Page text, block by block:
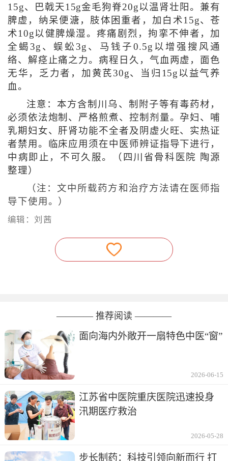
15g、巴戟天15g金毛狗脊20g以温肾壮阳。兼有
脾虚，纳呆便溏，肢体困重者，加白术15g、苍
术10g以健脾燥湿。疼痛剧烈，拘挛不伸者，加
全蝎3g、蜈蚣3g、马钱子0.5g以增强搜风通
络、解痉止痛之力。病程日久，气血两虚，面色
无华，乏力者，加黄芪30g、当归15g以益气养
血。
注意：本方含制川乌、制附子等有毒药材，
必须依法炮制、严格煎煮、控制剂量。孕妇、哺
乳期妇女、肝肾功能不全者及阴虚火旺、实热证
者禁用。临床应用须在中医师辨证指导下进行，
中病即止，不可久服。
（四川省骨科医院 陶源
整理）
（注：文中所载药方和治疗方法请在医师指
导下使用。）
编辑：刘茜
———— 推荐阅读 ————
面向海内外敞开一扇特色中医“窗”
2026-06-15
江苏省中医院重庆医院迅速投身
汛期医疗救治
2026-05-28
步长制药：科技引领向新而行 打